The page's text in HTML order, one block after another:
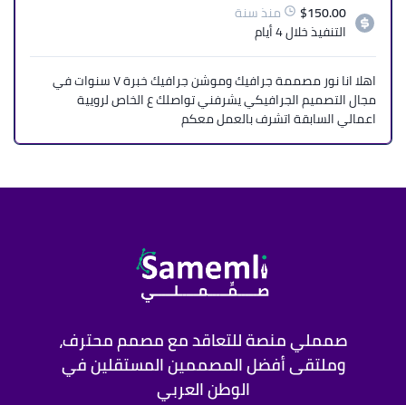
$150.00
منذ سنة
التنفيذخلال 4 أيام
اهلا انا نور مصممة جرافيك وموشن جرافيك خبرة ٧ سنوات في
مجال التصميم الجرافيكي يشرفني تواصلك ع الخاص لرويية
اعمالي السابقة اتشرف بالعمل معكم
صمملي منصة للتعاقد مع مصمم محترف،
وملتقى أفضل المصممين المستقلين في
الوطن العربي